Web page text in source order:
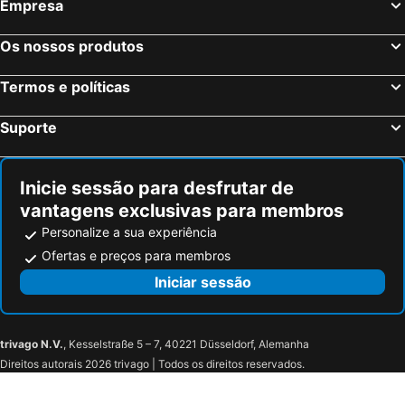
ILIADA-ODYSSEAS RESORT
Petra Nera
Kouros Village Hotel - Adults Only
Sellada Beach
Helios Beach Hotel
Vrachia Studios & Apartments
Empresa
Os nossos produtos
Termos e políticas
Suporte
Inicie sessão para desfrutar de
vantagens exclusivas para membros
Personalize a sua experiência
Ofertas e preços para membros
Iniciar sessão
trivago N.V., Kesselstraße 5 – 7, 40221 Düsseldorf, Alemanha
Direitos autorais 2026 trivago | Todos os direitos reservados.